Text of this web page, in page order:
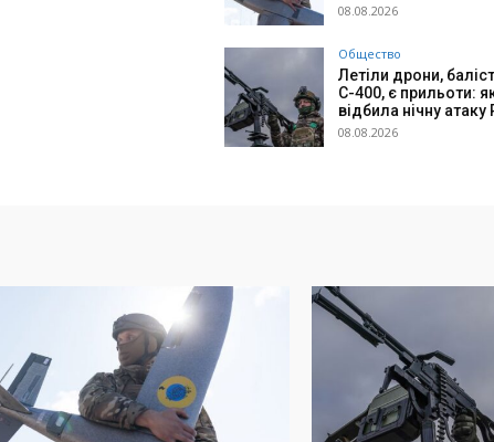
08.08.2026
Общество
Летіли дрони,
С-400, є прильоти:
відбила нічну
08.08.2026